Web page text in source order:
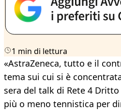
1 min di lettura
«AstraZeneca, tutto e il
tema sui cui si è
sera del talk di Rete 4
più o meno tennistica per